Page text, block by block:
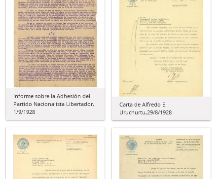
Informe sobre la Adhesión del
Partido Nacionalista Libertador,
1/9/1928
Carta de Alfredo E.
Uruchurtu,29/8/1928